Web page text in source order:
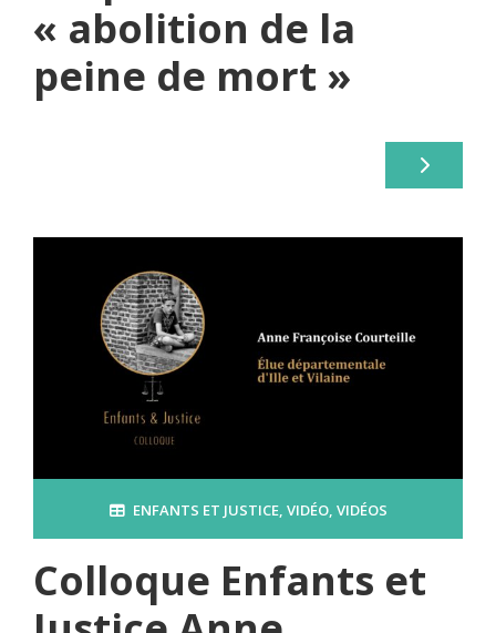
« abolition de la
peine de mort »
ENFANTS ET JUSTICE, VIDÉO, VIDÉOS
Colloque Enfants et